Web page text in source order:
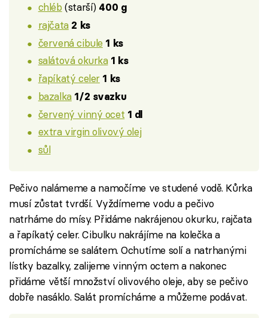
chléb (starší) 400 g
rajčata 2 ks
červená cibule 1 ks
salátová okurka 1 ks
řapíkatý celer 1 ks
bazalka 1/2 svazku
červený vinný ocet 1 dl
extra virgin olivový olej
sůl
Pečivo nalámeme a namočíme ve studené vodě. Kůrka
musí zůstat tvrdší. Vyždímeme vodu a pečivo
natrháme do mísy. Přidáme nakrájenou okurku, rajčata
a řapíkatý celer. Cibulku nakrájíme na kolečka a
promícháme se salátem. Ochutíme solí a natrhanými
lístky bazalky, zalijeme vinným octem a nakonec
přidáme větší množství olivového oleje, aby se pečivo
dobře nasáklo. Salát promícháme a můžeme podávat.